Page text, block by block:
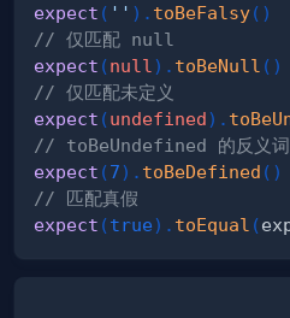
expect ( '' ) . toBeFalsy( )
// 仅匹配 null
expect (null ) . toBeNull ( )
// 仅匹配未定义
expect (undefined) .
// toBeUndefined 的反义词
expect (7) . toBeDefined ( )
// 匹配真假
expect (true) . toEqual (